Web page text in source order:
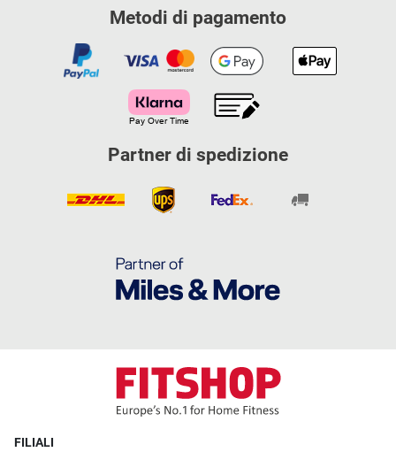
Metodi di pagamento
Partner di spedizione
FILIALI